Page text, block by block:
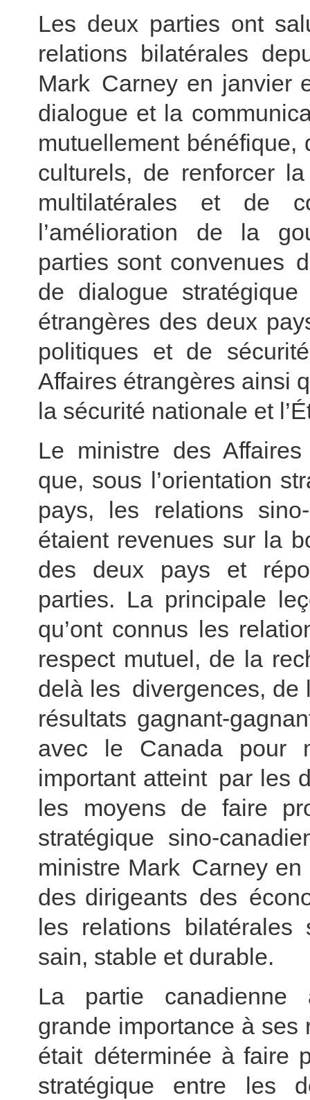
Les deux parties ont
relations bilatérales
Mark Carney en janvier
dialogue et la
mutuellement bénéfique,
culturels, de renforcer
multilatérales et de
l’amélioration de la
parties sont convenues
de dialogue
étrangères des deux
politiques et de
Affaires étrangères ainsi
la sécurité nationale et
Le ministre des
que, sous l’orientation
pays, les relations
étaient revenues sur la
des deux pays et
parties. La principale
qu’ont connus les
respect mutuel, de la
delà les divergences, de
résultats gagnant-
avec le Canada pour
important atteint par les
les moyens de faire
stratégique sino-
ministre Mark Carney
des dirigeants des
les relations bilatérales
sain, stable et durable.
La partie canadienne
grande importance à
était déterminée à faire
stratégique entre les